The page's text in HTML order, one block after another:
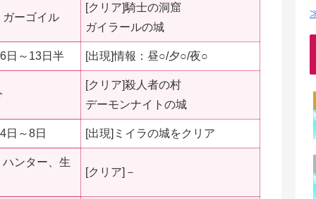
ーゴイル
[クリア]騎士の洞窟
ガイラールの城
日～13日半 [出現]情報：昼○/夕○/夜○
[クリア]殺人者の村
デーモンナイトの城
日～8日 [出現]ミイラの城をクリア
ンター、生
[クリア]－